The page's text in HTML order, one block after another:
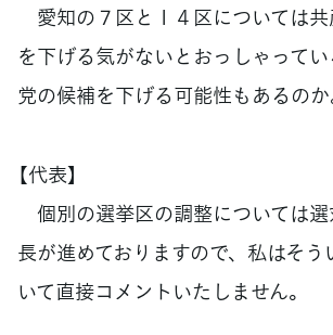
愛知の７区と１４区については
を下げる気がないとおっしゃって
党の候補を下げる可能性もあるのか
【代表】
個別の選挙区の調整については
長が進めておりますので、私はそ
いて直接コメントいたしません。